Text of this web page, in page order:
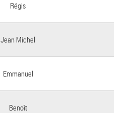
Régis
Jean Michel
Emmanuel
Benoît